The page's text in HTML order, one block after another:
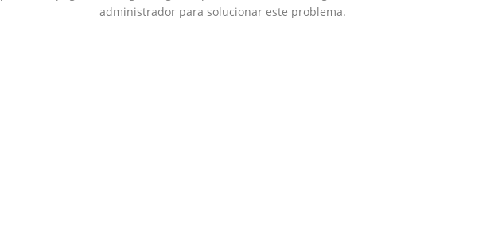
administrador para solucionar este problema.